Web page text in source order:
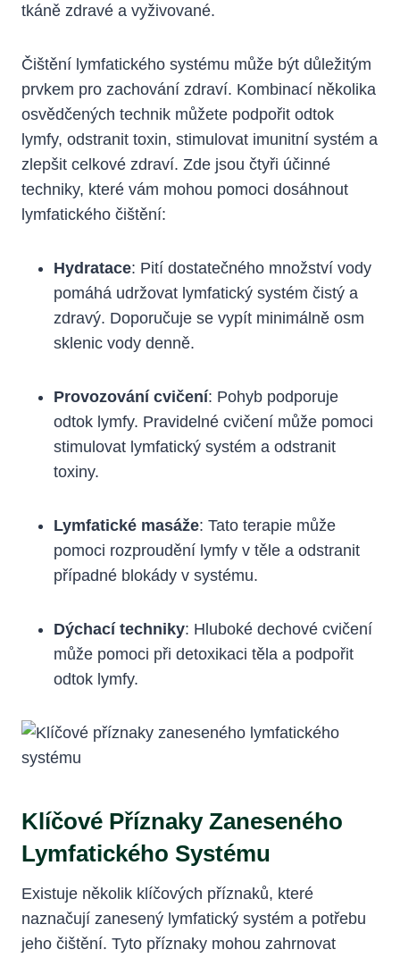
tkáně ​zdravé a ​vyživované.
Čištění lymfatického ⁤systému může být důležitým
prvkem pro zachování⁤ zdraví. Kombinací několika
osvědčených⁣ technik⁣ můžete podpořit odtok‌
lymfy, odstranit toxin, stimulovat ⁢imunitní‌ systém a
zlepšit celkové ​zdraví. Zde jsou⁣ čtyři účinné
techniky, ⁤které vám⁢ mohou pomoci dosáhnout
⁣lymfatického čištění:
Hydratace: Pití dostatečného množství vody
pomáhá udržovat lymfatický systém čistý ⁤a ​
zdravý. Doporučuje se ⁢vypít minimálně‌ osm
sklenic vody denně.
Provozování cvičení: Pohyb‍ podporuje
odtok lymfy. Pravidelné cvičení může pomoci
stimulovat lymfatický systém a odstranit
toxiny.
Lymfatické masáže: Tato⁤ terapie může
pomoci rozproudění lymfy v ‌těle a odstranit⁤
případné‌ blokády v‍ systému.
Dýchací techniky: Hluboké dechové cvičení
může pomoci při detoxikaci‌ těla a​ podpořit
odtok lymfy.
Klíčové⁣ Příznaky Zaneseného
Lymfatického Systému
Existuje několik ⁤klíčových příznaků, které⁣
naznačují ​zanesený ⁣lymfatický systém a potřebu
jeho čištění.​ Tyto příznaky mohou zahrnovat